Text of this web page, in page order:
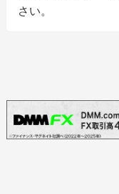
さい。